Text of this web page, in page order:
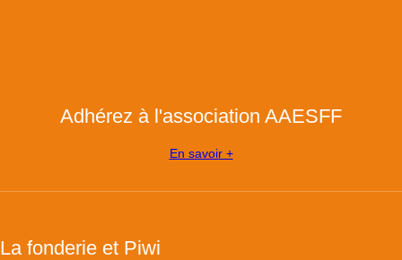
Adhérez à l'association AAESFF
En savoir +
La fonderie et Piwi